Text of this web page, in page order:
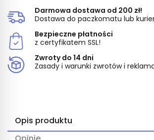
Darmowa dostawa od 200 zł!
Dostawa do paczkomatu lub
Bezpieczne płatności
z certyfikatem SSL!
Zwroty do 14 dni
Zasady i warunki zwrotów i
Opis produktu